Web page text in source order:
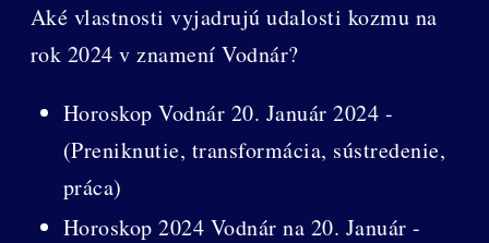
Aké vlastnosti vyjadrujú udalosti kozmu na
rok 2024 v znamení Vodnár?
Horoskop Vodnár 20. Január 2024 -
(Preniknutie, transformácia, sústredenie,
práca)
Horoskop 2024 Vodnár na 20. Január -